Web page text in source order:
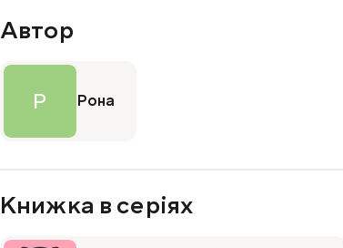
Автор
Р Рона
Книжка в серіях